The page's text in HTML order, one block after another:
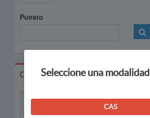
Puesto
Convocatorias
Seleccione una modalidad
CAS